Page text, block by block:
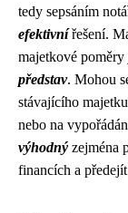
tedy sepsáním
efektivnířešení.
majetkové poměry
představ. Mohou
stávajícího
nebo na
výhodný zejména
financích a